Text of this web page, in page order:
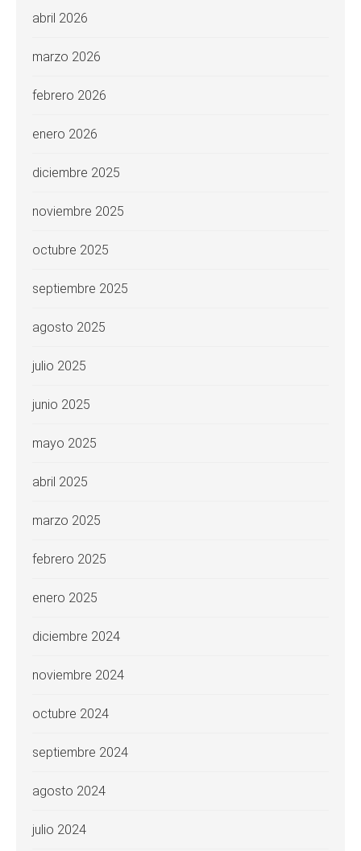
abril 2026
marzo 2026
febrero 2026
enero 2026
diciembre 2025
noviembre 2025
octubre 2025
septiembre 2025
agosto 2025
julio 2025
junio 2025
mayo 2025
abril 2025
marzo 2025
febrero 2025
enero 2025
diciembre 2024
noviembre 2024
octubre 2024
septiembre 2024
agosto 2024
julio 2024